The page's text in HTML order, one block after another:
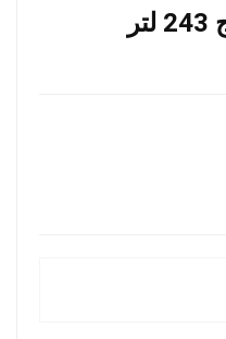
ديب فريزر بيكو 7 درج 243 لتر